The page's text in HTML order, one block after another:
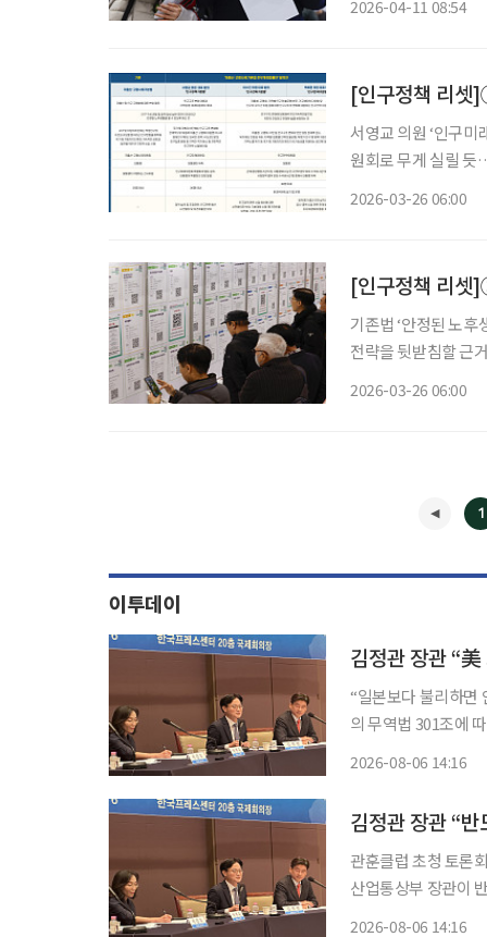
2026-04-11 08:54
서영교 의원 ‘인구미
원회로 무게 실릴 듯
2026-03-26 06:00
기존법 ‘안정된 노후생
전략을 뒷받침할 근
2026-03-26 06:00
1
이투데이
“일본보다 불리하면 안 된다”
의 무역법 301조에
2026-08-06 14:16
관훈클럽 초청 토론회
산업통상부 장관이
2026-08-06 14:16